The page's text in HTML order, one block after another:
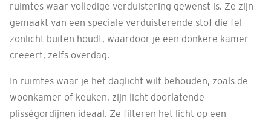
ruimtes waar volledige verduistering gewenst is. Ze zijn
gemaakt van een speciale verduisterende stof die fel
zonlicht buiten houdt, waardoor je een donkere kamer
creëert, zelfs overdag.
In ruimtes waar je het daglicht wilt behouden, zoals de
woonkamer of keuken, zijn licht doorlatende
plisségordijnen ideaal. Ze filteren het licht op een